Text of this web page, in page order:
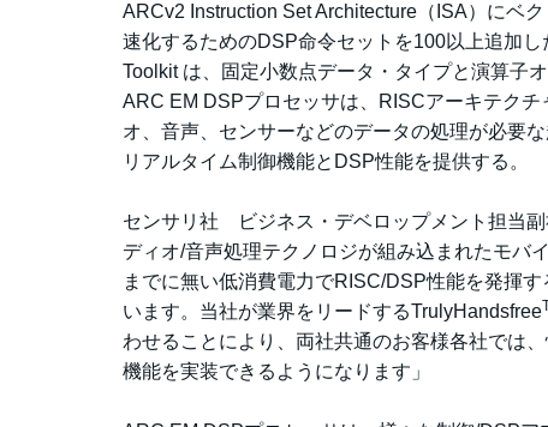
ARCv2 Instruction Set Architecture（ISA）にベ
速化するためのDSP命令セットを100以上追加
Toolkit は、固定小数点データ・タイプと演算子
ARC EM DSPプロセッサは、RISCアーキテク
オ、音声、センサーなどのデータの処理が必要
リアルタイム制御機能とDSP性能を提供する。
センサリ社 ビジネス・デベロップメント担当
ディオ/音声処理テクノロジが組み込まれたモバ
までに無い低消費電力でRISC/DSP性能を発揮
います。当社が業界をリードするTrulyHandsfree
わせることにより、両社共通のお客様各社では
機能を実装できるようになります」